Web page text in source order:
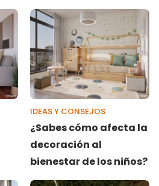
redecorar tu casa
IDEAS Y CONSEJOS
¿Sabes cómo afecta la
decoración al
bienestar de los niños?